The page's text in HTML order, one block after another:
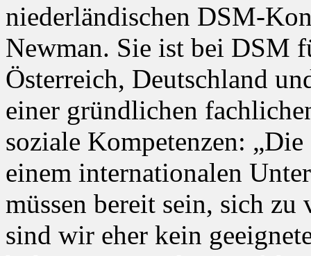
niederländischen DSM-
Newman. Sie ist bei DSM
Österreich, Deutschland
einer gründlichen
soziale Kompetenzen:
einem internationalen
müssen bereit sein, sich
sind wir eher kein